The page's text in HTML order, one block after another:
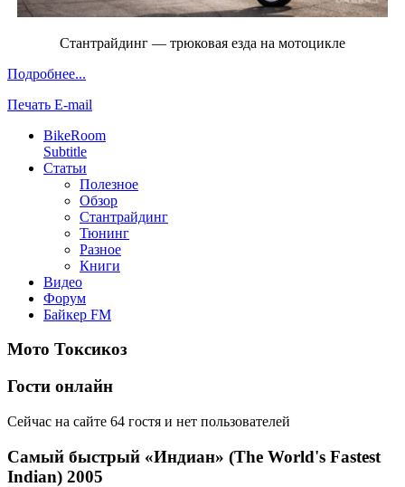
Стантрайдинг — трюковая езда на мотоцикле
Подробнее...
Печать E-mail
BikeRoom
Subtitle
Статьи
Полезное
Обзор
Стантрайдинг
Тюнинг
Разное
Книги
Видео
Форум
Байкер FM
Мото Токсикоз
Гости онлайн
Сейчас на сайте 64 гостя и нет пользователей
Самый быстрый «Индиан» (The World's Fastest
Indian) 2005